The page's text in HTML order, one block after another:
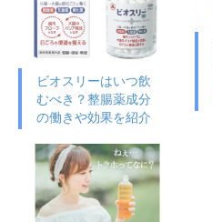
ビオスリーはいつ飲
むべき？整腸薬成分
の働きや効果を紹介